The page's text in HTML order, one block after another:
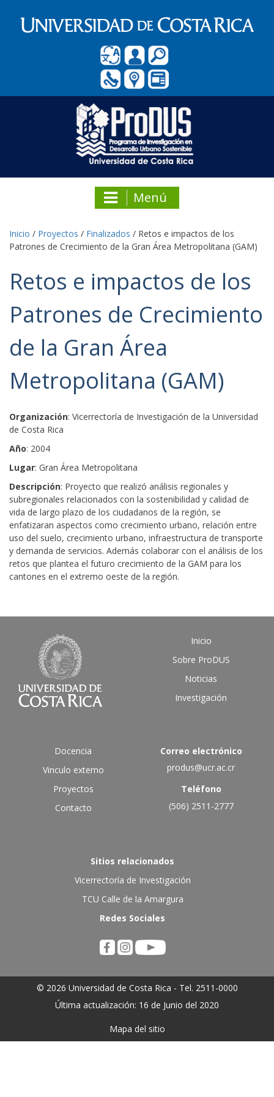
Menú
Inicio / Proyectos / Finalizados / Retos e impactos de los
Patrones de Crecimiento de la Gran Área Metropolitana (GAM)
Retos e impactos de los
Patrones de Crecimiento
de la Gran Área
Metropolitana (GAM)
Organización: Vicerrectoría de Investigación de la Universidad
de Costa Rica
Año: 2004
Lugar: Gran Área Metropolitana
Descripción: Proyecto que realizó análisis regionales y
subregionales relacionados con la sostenibilidad y calidad de
vida de largo plazo de los ciudadanos de la región, se
enfatizaran aspectos como crecimiento urbano, relación entre
uso del suelo, crecimiento urbano, infraestructura de transporte
y demanda de servicios. Además colaborar con el análisis de los
retos que plantea el futuro crecimiento de la GAM para los
cantones en el extremo oeste de la región.
Inicio
Sobre ProDUS
Noticias
Investigación
Docencia
Vinculo externo
Proyectos
Contacto
Correo electrónico
produs@ucr.ac.cr
Teléfono
(506) 2511-2777
Sitios relacionados
Vicerrectoría de Investigación
TCU Calle de la Amargura
Redes Sociales
© 2026 Universidad de Costa Rica - Tel. 2511-0000
Última actualización: 16 de Junio del 2020
Mapa del sitio